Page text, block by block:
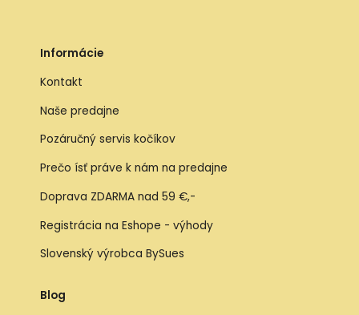
Informácie
Kontakt
Naše predajne
Pozáručný servis kočíkov
Prečo ísť práve k nám na predajne
Doprava ZDARMA nad 59 €,-
Registrácia na Eshope - výhody
Slovenský výrobca BySues
Blog